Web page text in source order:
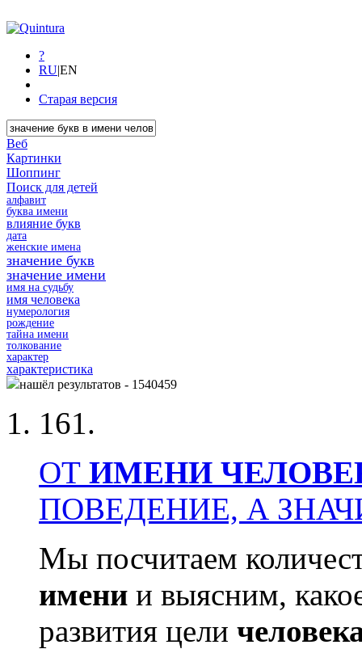
?
RU|EN
Старая версия
Веб
Картинки
Шоппинг
Поиск для детей
алфавит
буква имени
влияние букв
дата
женские имена
значение букв
значение имени
имя на судьбу
имя человека
нумерология
рождение
тайна имени
толкование
характер
характеристика
нашёл результатов - 1540459
161.
ОТ ИМЕНИ
ПОВЕДЕНИЕ, А
Мы посчитаем
имени и выясним,
развития цели